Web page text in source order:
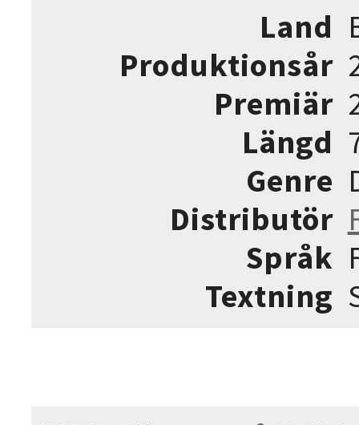
Land
Produktionsår
Premiär
Längd
Genre
Distributör
Språk
Textning